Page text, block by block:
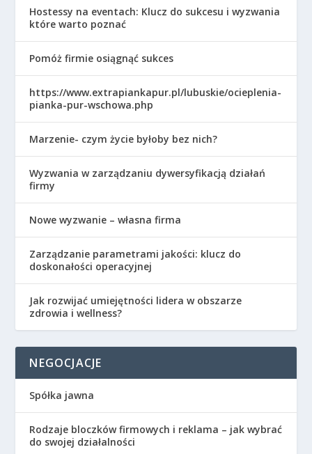
Hostessy na eventach: Klucz do sukcesu i wyzwania
które warto poznać
Pomóż firmie osiągnąć sukces
https://www.extrapiankapur.pl/lubuskie/ocieplenia-
pianka-pur-wschowa.php
Marzenie- czym życie byłoby bez nich?
Wyzwania w zarządzaniu dywersyfikacją działań
firmy
Nowe wyzwanie – własna firma
Zarządzanie parametrami jakości: klucz do
doskonałości operacyjnej
Jak rozwijać umiejętności lidera w obszarze
zdrowia i wellness?
NEGOCJACJE
Spółka jawna
Rodzaje bloczków firmowych i reklama – jak wybrać
do swojej działalności